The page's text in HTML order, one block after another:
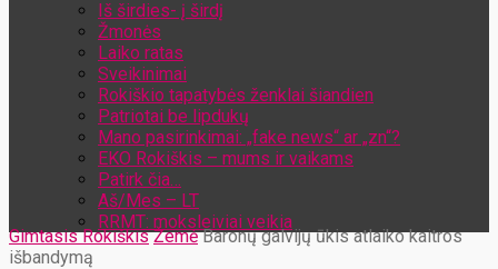
Iš širdies- į širdį
Žmonės
Laiko ratas
Sveikinimai
Rokiškio tapatybės ženklai šiandien
Patriotai be lipdukų
Mano pasirinkimai: „fake news“ ar „zn“?
EKO Rokiškis – mums ir vaikams
Patirk čia…
Aš/Mes – LT
RRMT: moksleiviai veikia
Gimtasis Rokiškis Žemė Baronų galvijų ūkis atlaiko kaitros
išbandymą